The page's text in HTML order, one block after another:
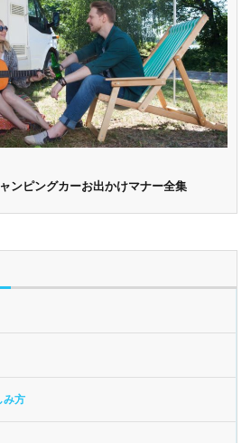
ンピングカーお出かけマナー全集
み方